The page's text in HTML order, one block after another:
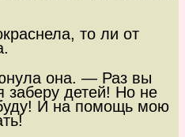
то ли от
она. — Раз вы
заберу детей! Но не
И на помощь мою